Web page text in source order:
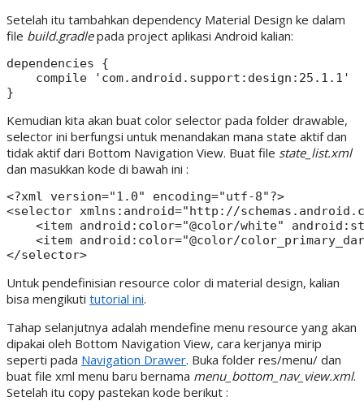
Setelah itu tambahkan dependency Material Design ke dalam
file build.gradlepada project aplikasi Android kalian:
dependencies {
    compile 'com.android.support:design:25.1.1'
Kemudian kita akan buat color selector pada folder drawable,
selector ini berfungsi untuk menandakan mana state aktif dan
tidak aktif dari Bottom Navigation View. Buat file state_list.xml
dan masukkan kode di bawah ini :
<?xml version="1.0" encoding="utf-8"?>
<selector xmlns:android="http://
<item android:color="@color/white"
<item android:color="@color/
Untuk pendefinisian resource color di material design, kalian
bisa mengikuti tutorial ini.
Tahap selanjutnya adalah mendefine menu resource yang akan
dipakai oleh Bottom Navigation View, cara kerjanya mirip
seperti pada Navigation Drawer. Buka folder res/menu/ dan
buat file xml menu baru bernama menu_bottom_nav_view.xml.
Setelah itu copy pastekan kode berikut :